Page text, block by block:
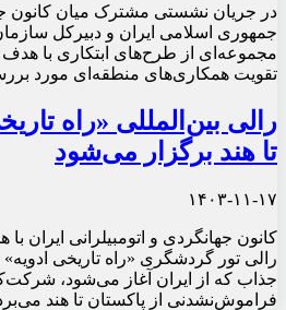
در جریان نشستی مشترک میان کانون
جمهوری اسلامی ایران و دبیرکل
مجموعه‌ای از طرح‌های ابتکاری با
تقویت همکاری‌های منطقه‌ای مورد
رالی بین‌المللی «راه
تا هند برگزار می‌شود
۱۴۰۳-۱۱-۱۷
کانون جهانگردی و اتومبیلرانی ایران با
رالی تور گردشگری «راه تاریخی ادویه»
جذاب که از ایران آغاز می‌شود،
فراموش‌نشدنی از پاکستان تا هند